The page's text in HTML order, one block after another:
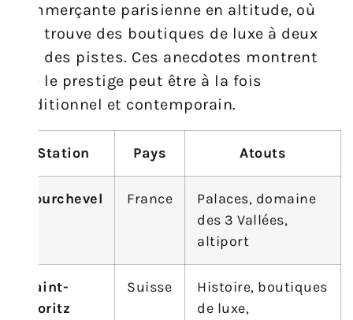
commerçante parisienne en altitude, où
l’on trouve des boutiques de luxe à deux
pas des pistes. Ces anecdotes montrent
que le prestige peut être à la fois
traditionnel et contemporain.
Station Pays Atouts
Courchevel France
Palaces, domaine
des 3 Vallées,
altiport
Saint-
Moritz
Suisse
Histoire, boutiques
de luxe,